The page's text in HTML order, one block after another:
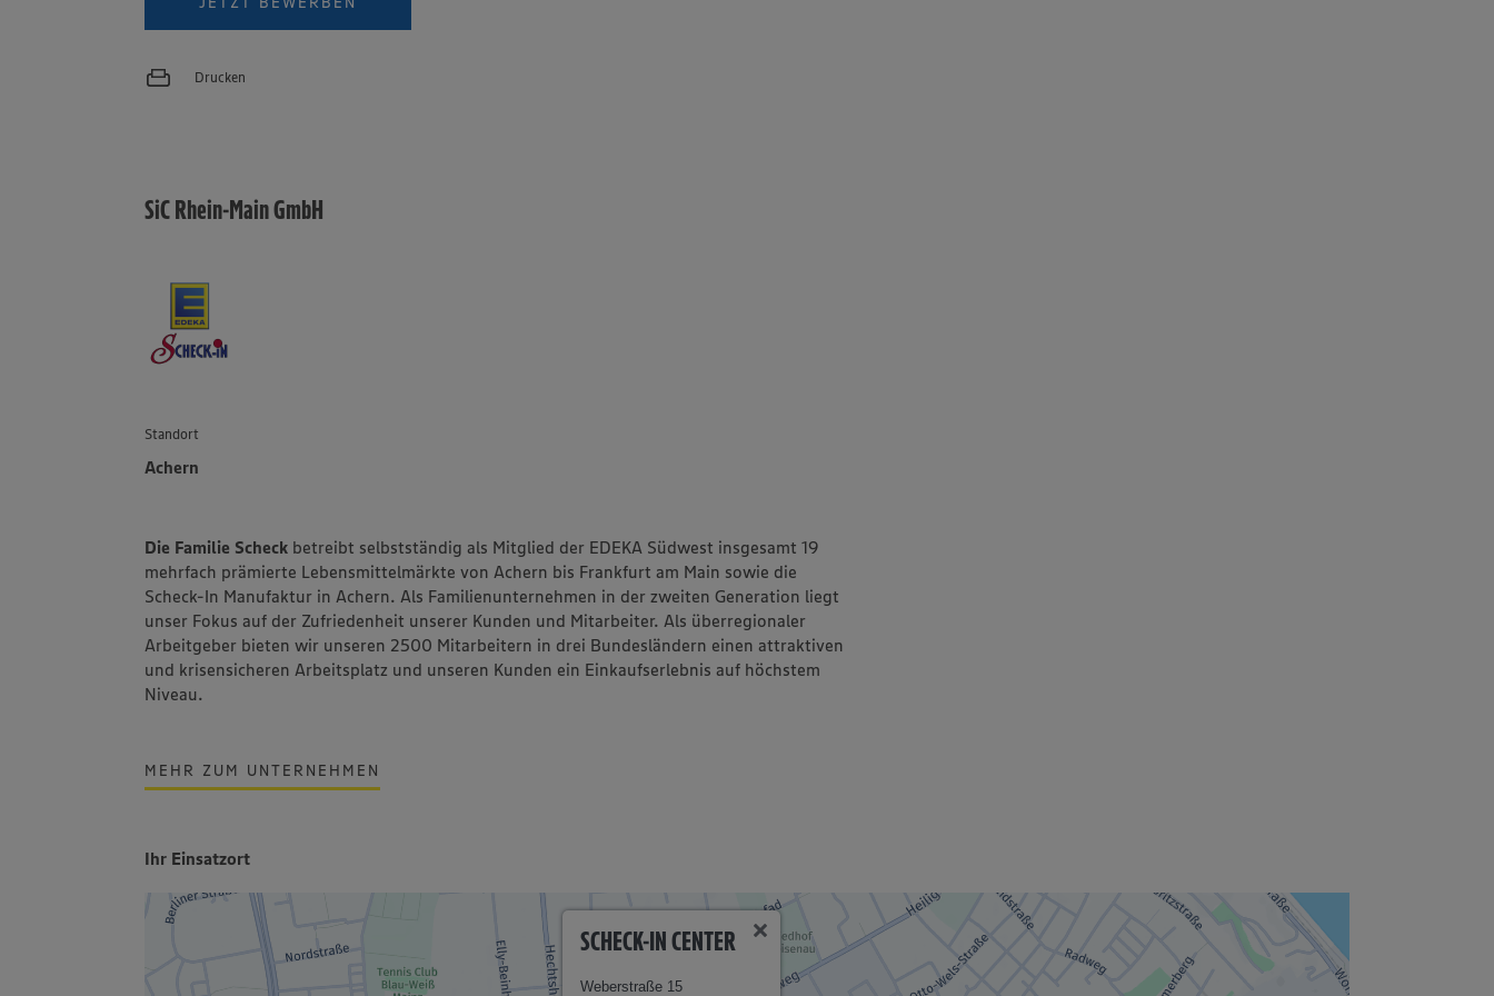
Drucken
SiC Rhein-Main GmbH
Standort
Achern
Die Fa­mi­lie Scheck be­treibt selbst­stän­dig als Mit­glied der EDEKA Süd­west ins­ge­samt 19
mehr­fach prämierte Le­bens­mit­tel­märk­te von Achern bis Frank­furt am Main sowie die
Scheck-In Manufaktur in Achern. Als Familienunternehmen in der zweiten Generation liegt
unser Fokus auf der Zufriedenheit unserer Kunden und Mitarbeiter. Als überregionaler
Arbeitgeber bieten wir unseren 2500 Mitarbeitern in drei Bundesländern einen attraktiven
und krisensicheren Arbeitsplatz und unseren Kunden ein Einkaufserlebnis auf höchstem
Niveau.
MEHR ZUM UNTERNEHMEN
Ihr Einsatzort
SCHECK-IN CENTER
Weberstraße 15